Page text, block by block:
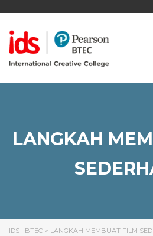
LANGKAH
IDS | BTEC > LANGKAH MEMBUAT FILM